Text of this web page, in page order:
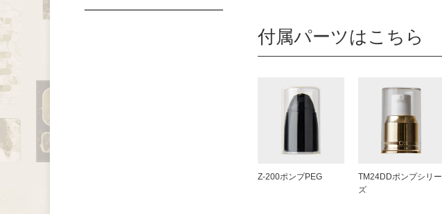
付属パーツはこちら
Z-200ポンプPEG
TM24DDポンプシリー
ズ